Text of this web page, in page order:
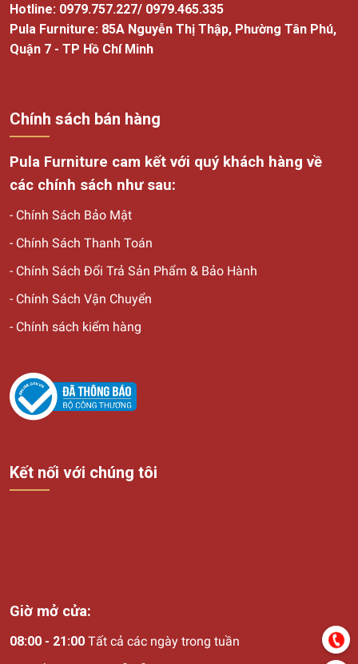
Hotline: 0979.757.227/ 0979.465.335
Pula Furniture: 85A Nguyễn Thị Thập, Phường Tân Phú,
Quận 7 - TP Hồ Chí Minh
Chính sách bán hàng
Pula Furniture cam kết với quý khách hàng về
các chính sách như sau:
- Chính Sách Bảo Mật
- Chính Sách Thanh Toán
- Chính Sách Đổi Trả Sản Phẩm & Bảo Hành
- Chính Sách Vận Chuyển
- Chính sách kiểm hàng
Kết nối với chúng tôi
Giờ mở cửa:
08:00 - 21:00 Tất cả các ngày trong tuần